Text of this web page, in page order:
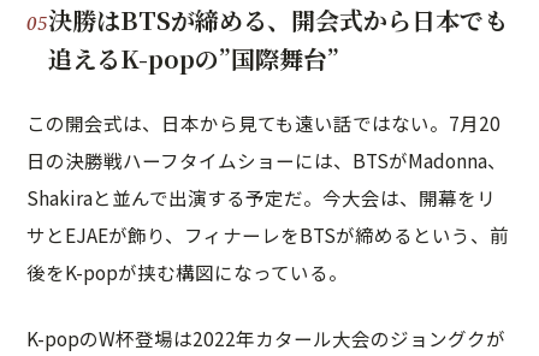
決勝はBTSが締める、開会式から日本でも
追えるK-popの”国際舞台”
この開会式は、日本から見ても遠い話ではない。7月20
日の決勝戦ハーフタイムショーには、BTSがMadonna、
Shakiraと並んで出演する予定だ。今大会は、開幕をリ
サとEJAEが飾り、フィナーレをBTSが締めるという、前
後をK-popが挟む構図になっている。
K-popのW杯登場は2022年カタール大会のジョングクが